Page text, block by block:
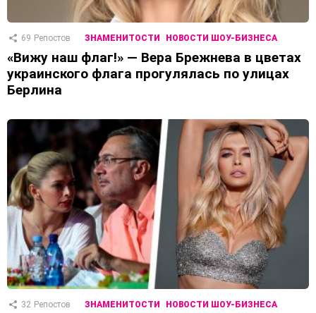
69 Репостов ЗНАМЕНИТОСТИ НОВОСТИ ШОУ-БИЗНЕСА
«Вижу наш флаг!» — Вера Брежнева в цветах
украинского флага прогулялась по улицах
Берлина
32 Репостов ЗНАМЕНИТОСТИ НОВОСТИ ШОУ-БИЗНЕСА